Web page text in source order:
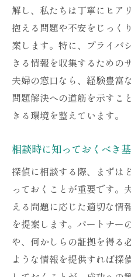
探偵社利用の効
具体的な解決策
夫婦の窓口の専
実際の調査事例
夫婦の窓口が提供する
探偵社の強みとそ
相談者に寄り添
安心できる情報
問題解決への具
信頼できる提携
成功事例に基づ
探偵社利用で心の負
解し、私たちは丁寧にヒア
抱える問題や不安をじっく
案します。特に、プライバ
きる情報を収集するための
夫婦の窓口なら、経験豊富
問題解決への道筋を示すこ
きる環境を整えています。
相談時に知っておくべき
探偵に相談する際、まずは
っておくことが重要です。
える問題に応じた適切な情
を提案します。パートナー
や、何かしらの証拠を得る
ような情報を提供すれば探